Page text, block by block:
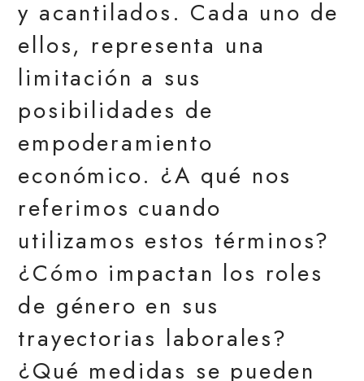
y acantilados. Cada uno de
ellos, representa una
limitación a sus
posibilidades de
empoderamiento
económico. ¿A qué nos
referimos cuando
utilizamos estos términos?
¿Cómo impactan los roles
de género en sus
trayectorias laborales?
¿Qué medidas se pueden